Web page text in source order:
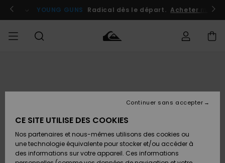
l'information
le
Se connecter / s'inscrire
YOUNG GUNS Radical dès le départ. Acheter
Chaussures
& Tongs
Chaussures
& Tongs
FEMME
A
Découvrir
SURF
Surf
Shop
Enfant
Snow
Shop
Enfant
Enfant
Outlet
Retours
CE SITE UTILISE DES COOKIES
Nos partenaires et nous-mêmes utilisons des cookies ou
une technologie équivalente pour stocker et/ou accéder à
des informations sur votre appareil. Ces informations
Continuer sans accepter